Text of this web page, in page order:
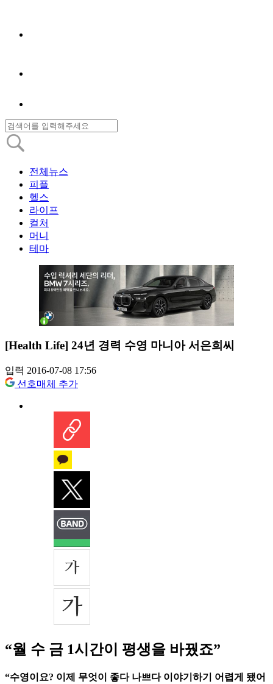
전체뉴스
피플
헬스
라이프
컬처
머니
테마
[Health Life] 24년 경력 수영 마니아 서은희씨
입력 2016-07-08 17:56
선호매체 추가
“월 수 금 1시간이 평생을 바꿨죠”
“수영이요? 이제 무엇이 좋다 나쁘다 이야기하기 어렵게 됐어